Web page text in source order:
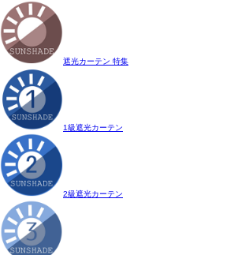
遮光カーテン 特集
1級遮光カーテン
2級遮光カーテン